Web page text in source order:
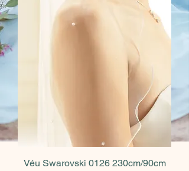
Véu Swarovski 0126 230cm/90cm